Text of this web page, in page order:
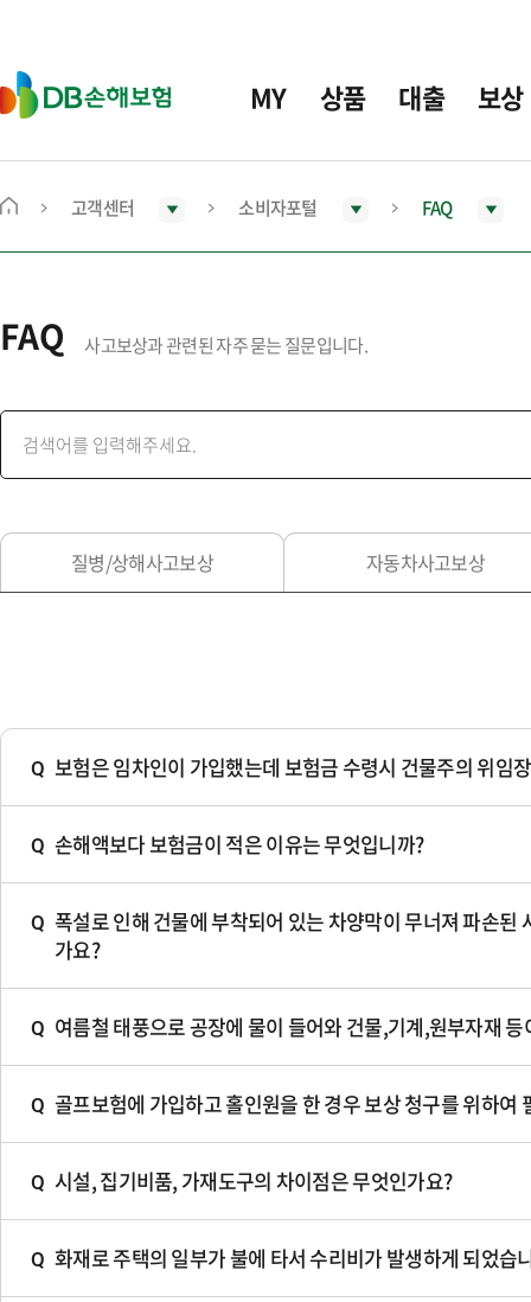
D
B
보
MY 상품 대출 보상
메
으
로
동
고객센터 소비자포털 FAQ
FAQ 사고보상과 관련된 자주 묻는 질문입니다.
질병/상해사고보상 자동차사고보상
Q 질
보험은 임차인이 가입했는데 보험금 수령시 건물주의 위임
Q 질
손해액보다 보험금이 적은 이유는 무엇입니까?
Q 질
문
폭설로 인해 건물에 부착되어 있는 차양막이 무너져 파손
가요?
Q 질
여름철 태풍으로 공장에 물이 들어와 건물,기계,원부자재
Q 질
골프보험에 가입하고 홀인원을 한 경우 보상 청구를 위하여
Q 질
시설, 집기비품, 가재도구의 차이점은 무엇인가요?
Q 질
화재로 주택의 일부가 불에 타서 수리비가 발생하게 되었